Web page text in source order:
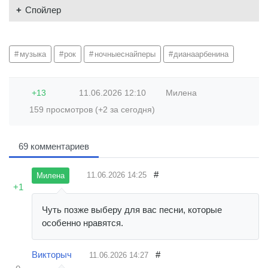
Спойлер
музыка рок ночныеснайперы дианаарбенина
+13 11.06.2026 12:10
Милена
159 просмотров (+2 за сегодня)
69 комментариев
+1
Милена 11.06.2026 14:25 #
Чуть позже выберу для вас песни, которые
особенно нравятся.
Викторыч 11.06.2026 14:27 #